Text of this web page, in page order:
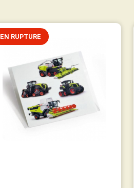
EN RUPTURE